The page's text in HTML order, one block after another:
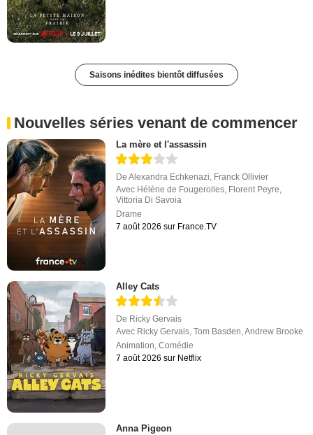
Saisons inédites bientôt diffusées
Nouvelles séries venant de commencer
La mère et l'assassin
DeAlexandra Echkenazi Franck Ollivier
Avec Hélène de Fougerolles Florent Peyre
Vittoria Di Savoia
Drame
7 août 2026 sur France.TV
Alley Cats
De Ricky Gervais
Avec Ricky Gervais,Tom Basden,Andrew Brooke
Animation,Comédie
7 août 2026 sur Netflix
Anna Pigeon